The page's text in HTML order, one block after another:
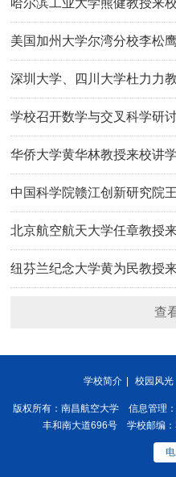
美国加州大学尔湾分校李松
深圳大学、四川大学杜力力
教授来校讲学
学校召开数学与交叉科学研
华侨大学黄华林教授来校讲学
中国科学院赣江创新研究院
北京航空航天大学任章教授
纽芬兰纪念大学黄为民教授
查
学校简介 校园风光
版权所有：南昌航空大学 信息管理
丰和南大道696号 学校邮编